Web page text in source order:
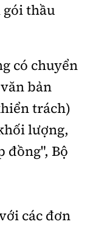
gói thầu
có chuyển
bản
trách)
lượng,
đồng", Bộ
các đơn